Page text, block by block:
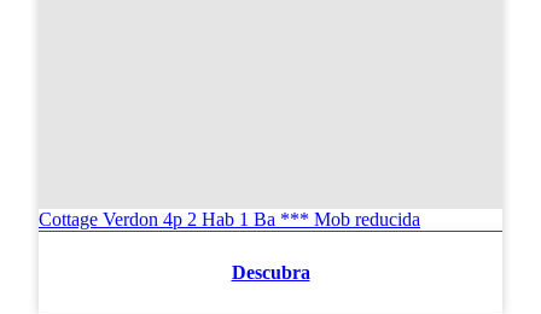
Cottage Verdon 4p 2 Hab 1 Ba *** Mob reducida
Descubra